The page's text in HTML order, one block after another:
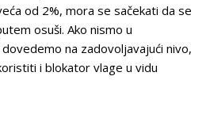
od 2%, mora se sačekati da se
osuši. Ako nismo u
na zadovoljavajući nivo,
i blokator vlage u vidu